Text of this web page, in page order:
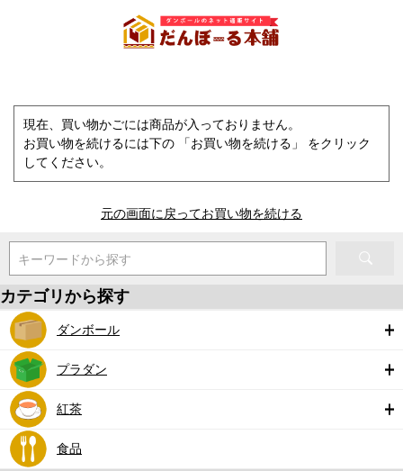
現在、買い物かごには商品が入っておりません。
お買い物を続けるには下の 「お買い物を続ける」 をクリック
してください。
元の画面に戻ってお買い物を続ける
キーワードから探す
カテゴリから探す
ダンボール
プラダン
紅茶
食品